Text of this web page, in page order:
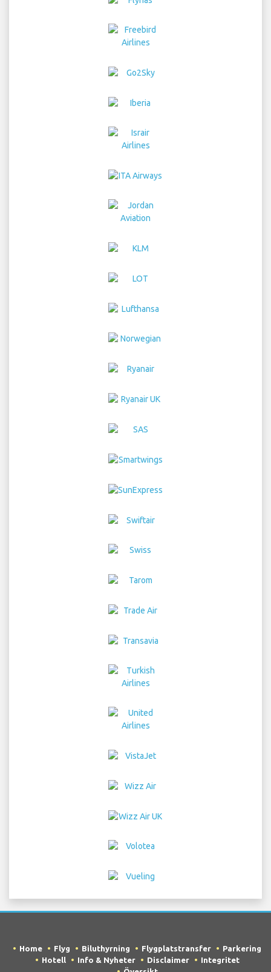
Home Flyg Biluthyrning Flygplatstransfer
Parkering
Hotell
Info & Nyheter Disclaimer
Integritet